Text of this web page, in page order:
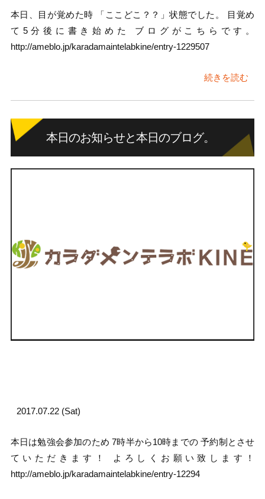
本日、目が覚めた時 「ここどこ？？」状態でした。 目覚め
て5分後に書き始めた ブログがこちらです。
http://ameblo.jp/karadamaintelabkine/entry-1229507
続きを読む
本日のお知らせと本日のブログ。
2017.07.22 (Sat)
本日は勉強会参加のため 7時半から10時までの 予約制とさせ
ていただきます！ よろしくお願い致します！
http://ameblo.jp/karadamaintelabkine/entry-12294